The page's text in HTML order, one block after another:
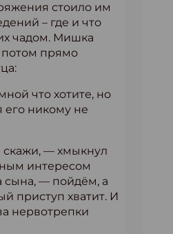
стоило им
– где и что
чадом. Мишка
потом прямо
что хотите, но
его никому не
— хмыкнул
интересом
сына, — пойдём, а
приступ хватит. И
нервотрепки